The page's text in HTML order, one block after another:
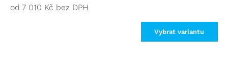
od 7 010 Kč
Vybrat variantu